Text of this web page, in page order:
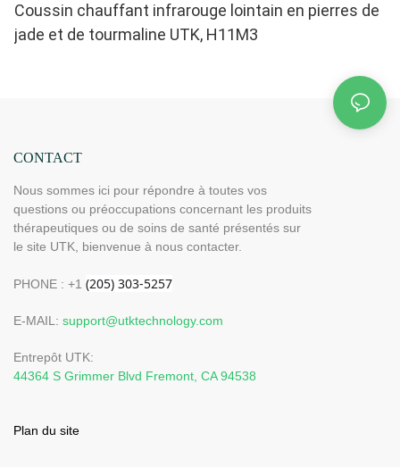
Coussin chauffant infrarouge lointain en pierres de
jade et de tourmaline UTK, H11M3
CONTACT
Nous sommes ici pour répondre à toutes vos
questions ou préoccupations concernant les produits
thérapeutiques ou de soins de santé présentés sur
le site UTK, bienvenue à nous contacter.
PHONE : +1
E-MAIL: support@utktechnology.com
Entrepôt UTK:
44364 S Grimmer Blvd Fremont, CA 94538
Plan du site